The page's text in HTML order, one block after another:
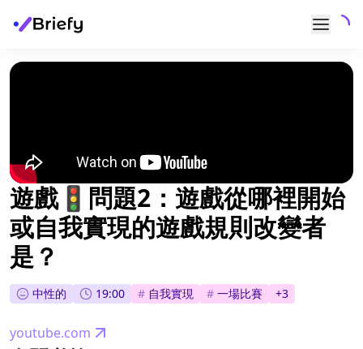
遊戲🚦問題2：遊戲從哪裡開始
或自我實現的遊戲規則改變者
是？
中性的 19:00 # 自我實現 # 一場比賽 +3
youtube.com